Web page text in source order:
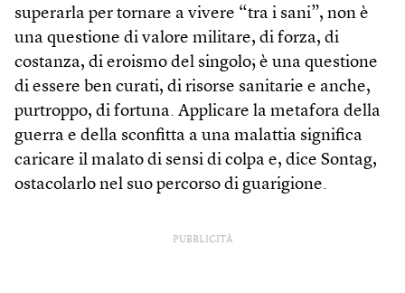
superarla per tornare a vivere “tra i sani”, non è
una questione di valore militare, di forza, di
costanza, di eroismo del singolo; è una questione
di essere ben curati, di risorse sanitarie e anche,
purtroppo, di fortuna. Applicare la metafora della
guerra e della sconfitta a una malattia significa
caricare il malato di sensi di colpa e, dice Sontag,
ostacolarlo nel suo percorso di guarigione.
PUBBLICITÀ